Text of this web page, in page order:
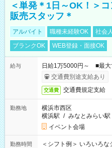
＜単発＊1日～OK！＞
販売スタッフ＊
アルバイト 職種未経験OK 社会
ブランクOK
WEB登録・面接OK
給与
日給1万5000円～ ■最大
交通費別途支給あり
交通費 交通費規定支給
勤務地
横浜市西区
横浜駅 / みなとみらい駅
イベント会場
勤務時間
＜シフト例＞ いろいろ